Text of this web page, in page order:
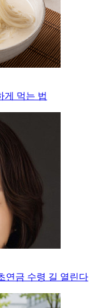
게 먹는 법
연금 수령 길 열린다